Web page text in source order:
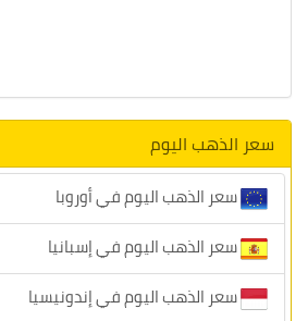
سعر الذهب اليوم
سعر الذهب اليوم في أوروبا
سعر الذهب اليوم في إسبانيا
سعر الذهب اليوم في إندونيسيا